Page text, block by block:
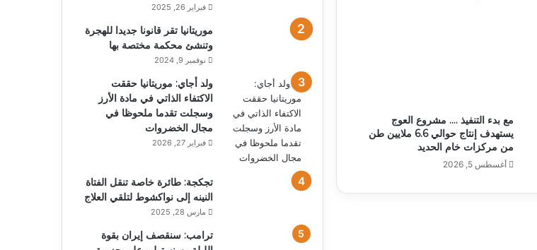
مع بدء التنفيذ …. مشروع العوج
يستهدف إنتاج حوالي 6.6 ملايين طن
من مركزات خام الحديد
أغسطس 5, 2026
فبراير 26, 2025
موريتانيا تقر قانونا جديدا للهجرة
وتنشئ محكمة مختصة بها
نوفمبر 9, 2024
ولد أجاي: موريتانيا حققت
الاكتفاء الذاتي في مادة الأرز
وسجلت تقدما ملحوظا في
مجال الخضروات
فبراير 27, 2026
تجكجة: طائرة خاصة تنقل الفتاة
النينه إلى نواكشوط لتلقي العلاج
مارس 28, 2025
ترامب: سنقصف إيران بقوة